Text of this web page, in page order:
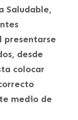
Saludable,
presentarse
desde
colocar
medio de